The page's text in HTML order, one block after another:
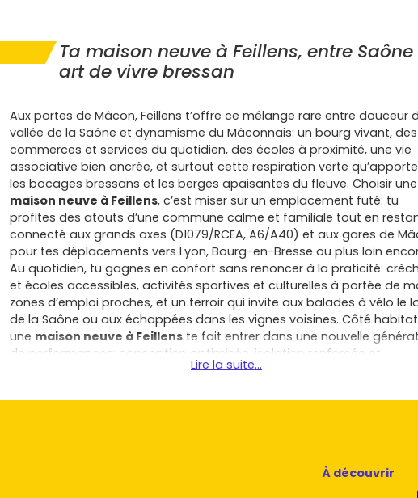
Ta maison neuve à Feillens, entre
art de vivre bressan
Aux portes de Mâcon, Feillens t’offre ce mélange rare entre douceur
vallée de la Saône et dynamisme du Mâconnais: un bourg vivant, des
commerces et services du quotidien, des écoles à proximité, une vie
associative bien ancrée, et surtout cette respiration verte
les bocages bressans et les berges apaisantes du fleuve. Choisir une
maison neuve à Feillens, c’est miser sur un emplacement futé: tu
profites des atouts d’une commune calme et familiale tout en
connecté aux grands axes (D1079/RCEA, A6/A40) et aux gares de
pour tes déplacements vers Lyon, Bourg-en-Bresse ou plus loin
Au quotidien, tu gagnes en confort sans renoncer à la praticité:
et écoles accessibles, activités sportives et culturelles à portée de
zones d’emploi proches, et un terroir qui invite aux balades à vélo le
de la Saône ou aux échappées dans les vignes voisines. Côté
une maison neuve à Feillens te fait entrer dans une nouvelle
de performances: conception optimisée, isolation renforcée et
orientation soignée pour un vrai bien-être hiver comme été,
confort acoustique, et, au besoin, domotique pour piloter
la durée. Financièrement, le neuf te fait aussi respirer avec des frais de
notaire réduits par rapport à l’ancien, des charges communes
Lire la suite...
À découvrir